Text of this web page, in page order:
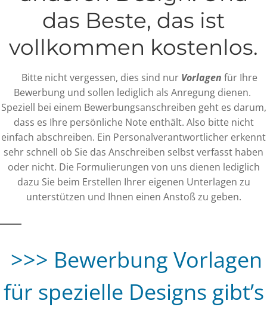
das Beste, das ist
vollkommen kostenlos.
Bitte nicht vergessen, dies sind nur Vorlagen für Ihre
Bewerbung und sollen lediglich als Anregung dienen.
Speziell bei einem Bewerbungsanschreiben geht es darum,
dass es Ihre persönliche Note enthält. Also bitte nicht
einfach abschreiben. Ein Personalverantwortlicher erkennt
sehr schnell ob Sie das Anschreiben selbst verfasst haben
oder nicht. Die Formulierungen von uns dienen lediglich
dazu Sie beim Erstellen Ihrer eigenen Unterlagen zu
unterstützen und Ihnen einen Anstoß zu geben.
>>> Bewerbung Vorlagen
für spezielle Designs gibt’s